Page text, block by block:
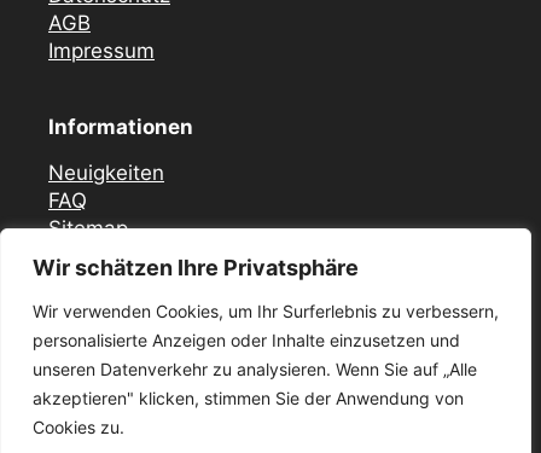
Wir schätzen Ihre Privatsphäre
Wir verwenden Cookies, um Ihr Surferlebnis zu verbessern,
personalisierte Anzeigen oder Inhalte einzusetzen und
unseren Datenverkehr zu analysieren. Wenn Sie auf „Alle
akzeptieren" klicken, stimmen Sie der Anwendung von
Cookies zu.
AGB
Impressum
Informationen
Neuigkeiten
FAQ
Sitemap
Vor Ort Notfall Service
Mercedes Zündschloss ELV Reparatur
Düsseldorf
Zündschloss ELV Reparatur Krefeld
Mercedes Zündschloss Reparatur Essen –
ELV / ESL